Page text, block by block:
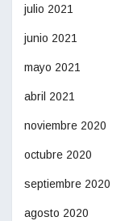
julio 2021
junio 2021
mayo 2021
abril 2021
noviembre 2020
octubre 2020
septiembre 2020
agosto 2020